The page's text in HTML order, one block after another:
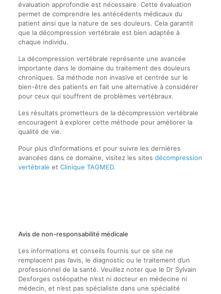
évaluation approfondie est nécessaire. Cette évaluation
permet de comprendre les antécédents médicaux du
patient ainsi que la nature de ses douleurs. Cela garantit
que la décompression vertébrale est bien adaptée à
chaque individu.
La décompression vertébrale représente une avancée
importante dans le domaine du traitement des douleurs
chroniques. Sa méthode non invasive et centrée sur le
bien-être des patients en fait une alternative à considérer
pour ceux qui souffrent de problèmes vertébraux.
Les résultats prometteurs de la décompression vertébrale
encouragent à explorer cette méthode pour améliorer la
qualité de vie.
Pour plus d’informations et pour suivre les dernières
avancées dans ce domaine, visitez les sites décompression
vertébrale et Clinique TAGMED.
Avis de non-responsabilité médicale
Les informations et conseils fournis sur ce site ne
remplacent pas l’avis, le diagnostic ou le traitement d’un
professionnel de la santé. Veuillez noter que le Dr Sylvain
Desforges ostéopathe n’est ni docteur en médecine ni
médecin, et n’est pas spécialiste dans une spécialité